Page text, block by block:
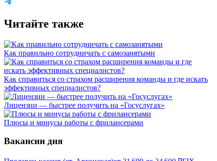
Читайте также
Как правильно сотрудничать с самозанятыми
Как справиться со страхом расширения команды и где искать
эффективных специалистов?
Лицензии — быстрее получить на «Госуслугах»
Плюсы и минусы работы с фрилансерами
Вакансии дня